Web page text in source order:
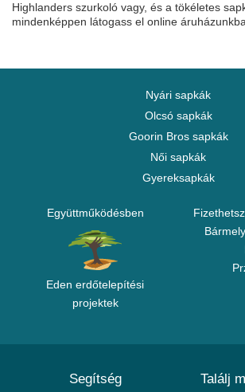
Highlanders szurkoló vagy, és a tökéletes
mindenképpen látogass el online
Nyári sapkák
Olcsó sapkák
Goorin Bros sapkák
Női sapkák
Gyereksapkák
Együttműködésben
Eden erdőtelepítési
projektek
Segítség Találj